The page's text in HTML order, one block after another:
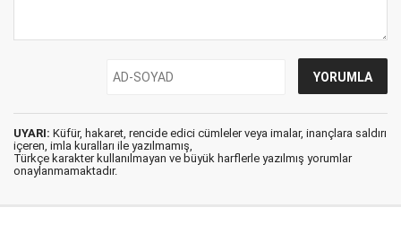
UYARI: Küfür, hakaret, rencide edici cümleler veya imalar, inançlara saldırı
içeren, imla kuralları ile yazılmamış,
Türkçe karakter kullanılmayan ve büyük harflerle yazılmış yorumlar
onaylanmamaktadır.